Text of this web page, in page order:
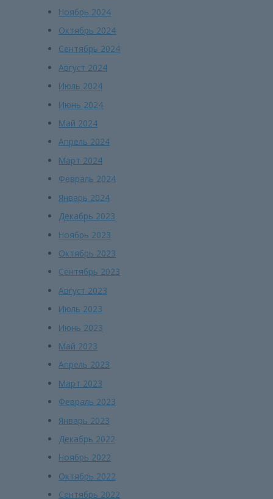
Ноябрь 2024
Октябрь 2024
Сентябрь 2024
Август 2024
Июль 2024
Июнь 2024
Май 2024
Апрель 2024
Март 2024
Февраль 2024
Январь 2024
Декабрь 2023
Ноябрь 2023
Октябрь 2023
Сентябрь 2023
Август 2023
Июль 2023
Июнь 2023
Май 2023
Апрель 2023
Март 2023
Февраль 2023
Январь 2023
Декабрь 2022
Ноябрь 2022
Октябрь 2022
Сентябрь 2022